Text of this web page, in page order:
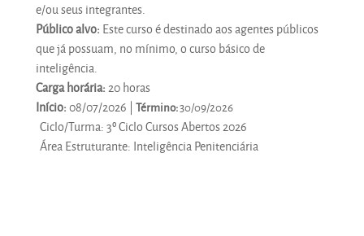
e/ou seus integrantes.
Público alvo: Este curso é destinado aos agentes públicos
que já possuam, no mínimo, o curso básico de
inteligência.
Carga horária:20 horas
Início:08/07/2026 | Término:30/09/2026
Ciclo/Turma:3º Ciclo Cursos Abertos 2026
Área Estruturante: Inteligência Penitenciária